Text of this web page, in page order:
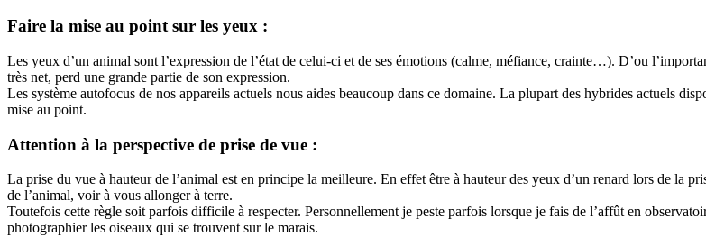
Faire la mise au point sur les yeux :
Les yeux d’un animal sont l’expression de l’état de celui-ci et de ses émotions (calme, méfiance, crainte…). D’ou
très net, perd une grande partie de son expression.
Les système autofocus de nos appareils actuels nous aides beaucoup dans ce domaine. La plupart des hybrides actuels
mise au point.
Attention à la perspective de prise de vue :
La prise du vue à hauteur de l’animal est en principe la meilleure. En effet être à hauteur des yeux d’un renard lors de la
de l’animal, voir à vous allonger à terre.
Toutefois cette règle soit parfois difficile à respecter. Personnellement je peste parfois lorsque je fais de l’affût en
photographier les oiseaux qui se trouvent sur le marais.